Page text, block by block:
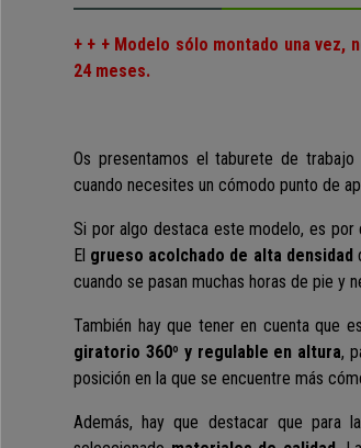
+ + + Modelo sólo montado una vez,
24 meses.
Os presentamos el taburete de trabajo
cuando necesites un cómodo punto de
Si por algo destaca este modelo, es por
El grueso acolchado de alta densidad
cuando se pasan muchas horas de pie y
También hay que tener en cuenta que
giratorio 360º y regulable en altura,
posición en la que se encuentre más
Además, hay que destacar que para